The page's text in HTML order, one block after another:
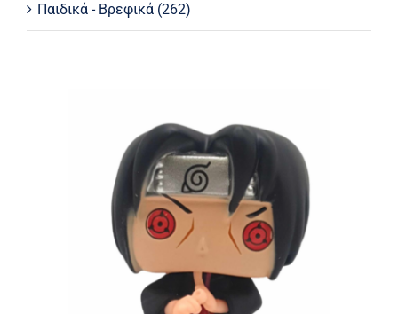
Παιδικά - Βρεφικά (262)
Φιγούρα Naruto ‘Itachi Uchiha’ 10cm